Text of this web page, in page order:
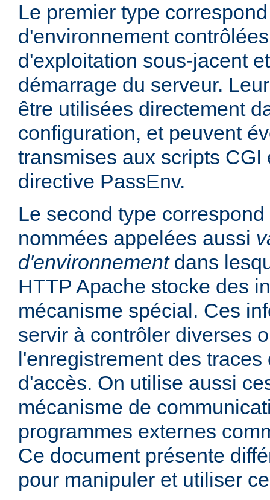
Le premier type
d'environnement
d'exploitation sous-jacent
démarrage du serveur.
être utilisées directement
configuration, et peuvent
transmises aux scripts CGI
directive PassEnv.
Le second type
nommées appelées aussi
d'environnementdans
HTTP Apache stocke des
mécanisme spécial. Ces
servir à contrôler diverses
l'enregistrement des traces
d'accès. On utilise aussi
mécanisme de
programmes externes
Ce document présente
pour manipuler et utiliser